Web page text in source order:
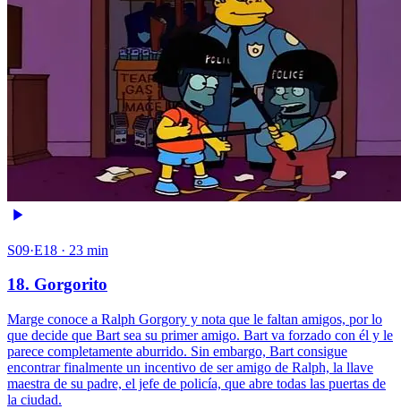
S09·E18 · 23 min
18. Gorgorito
Marge conoce a Ralph Gorgory y nota que le faltan amigos, por lo
que decide que Bart sea su primer amigo. Bart va forzado con él y le
parece completamente aburrido. Sin embargo, Bart consigue
encontrar finalmente un incentivo de ser amigo de Ralph, la llave
maestra de su padre, el jefe de policía, que abre todas las puertas de
la ciudad.